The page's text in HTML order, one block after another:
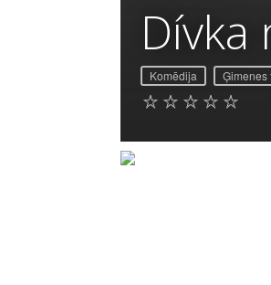
Dívka
Komēdija Ģimenes